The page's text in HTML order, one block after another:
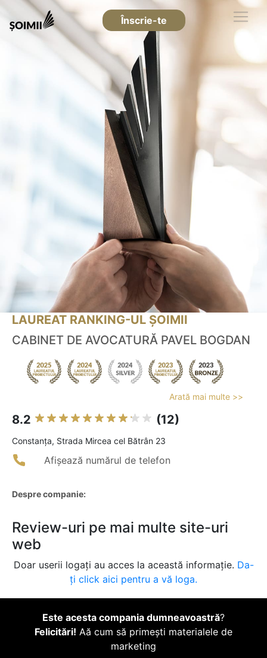
Înscrie-te
LAUREAT RANKING-UL ȘOIMII
CABINET DE AVOCATURĂ PAVEL BOGDAN
Arată mai multe >>
8.2 (12)
Constanţa, Strada Mircea cel Bătrân 23
Afișează numărul de telefon
Despre companie:
Review-uri pe mai multe site-uri
web
Doar userii logați au acces la această informație. Da-
ți click aici pentru a vă loga.
Este acesta compania dumneavoastră?
Felicitări! Aă cum să primești materialele de
marketing